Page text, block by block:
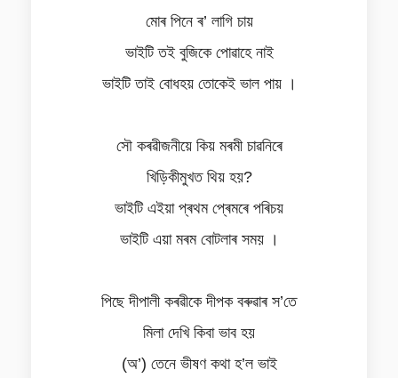
মোৰ পিনে ৰ’ লাগি চায়
ভাইটি তই বুজিকে পোৱাহে নাই
ভাইটি তাই বোধহয় তোকেই ভাল পায় ।
সৌ কৰৱীজনীয়ে কিয় মৰমী চাৱনিৰে
খিড়িকীমুখত থিয় হয়?
ভাইটি এইয়া প্ৰথম প্ৰেমৰে পৰিচয়
ভাইটি এয়া মৰম বোটলাৰ সময় ।
পিছে দীপালী কৰৱীকে দীপক বৰুৱাৰ স’তে
মিলা দেখি কিবা ভাব হয়
(অ’) তেনে ভীষণ কথা হ’ল ভাই